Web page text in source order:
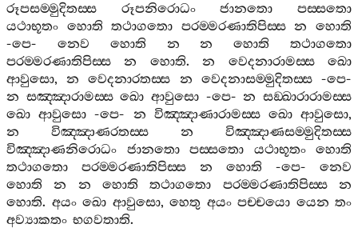
රූපසම‍්මුදිතස‍්ස
රූපනිරොධං ජානතො
පස‍්සතො
යථාභූතං හොති තථාගතො පරම‍්මරණාතිපිස‍්ස න
හොති
-පෙ- නෙව හොති න න හොති
තථාගතො
පරම‍්මරණාතිපිස‍්ස
න හොති.න වෙදනාරාමස‍්ස
ඛො
ආවුසො,න වෙදනාරතස‍්ස න වෙදනාසම‍්මුදිතස‍්ස-පෙ-
න සඤ‍්ඤාරාමස‍්ස ඛො ආවුසො -පෙ-න සඞ‍්ඛාරාරාමස‍්ස
ඛො ආවුසො -පෙ- න විඤ‍්ඤාණාරාමස‍්ස ඛො ආවුසො,
න
විඤ‍්ඤාණරතස‍්ස න
විඤ‍්ඤාණසම‍්මුදිතස‍්ස
විඤ‍්ඤාණනිරොධං
ජානතො පස‍්සතො යථාභූතං
හොති
තථාගතො
පරම‍්මරණාතිපිස‍්ස න හොති -පෙ- නෙව
හොති
න න හොති තථාගතො පරම‍්මරණාතිපිස‍්ස
න
හොති. අයං ඛො ආවුසො, හෙතු අයං පච‍්චයො යෙන තං
අව්‍යාකතං භගවතාති.